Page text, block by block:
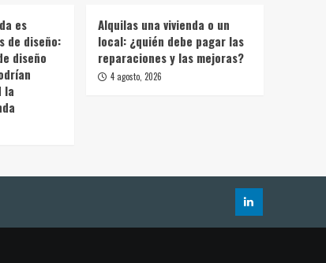
es
de diseño:
diseño
la
Alquilas una vivienda o un
local: ¿quién debe pagar las
reparaciones y las mejoras?
4 agosto, 2026